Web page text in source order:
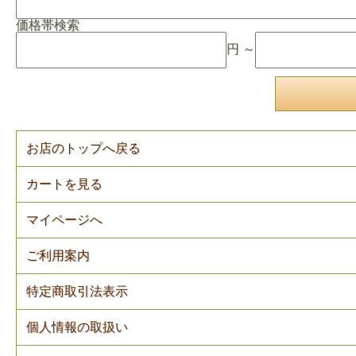
価格帯検索
円 ～
お店のトップへ戻る
カートを見る
マイページへ
ご利用案内
特定商取引法表示
個人情報の取扱い